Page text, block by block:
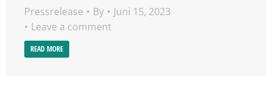
Pressrelease By
Juni 15, 2023
Leave a comment
READ MORE